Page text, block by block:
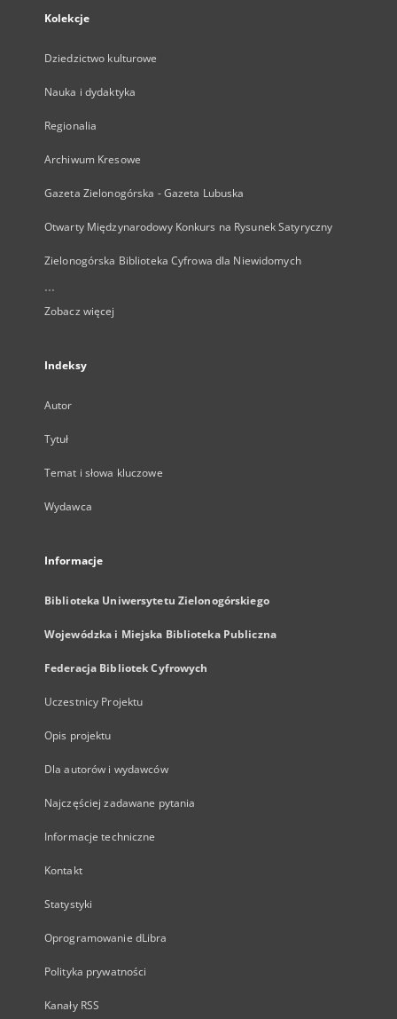
Kolekcje
Dziedzictwo kulturowe
Nauka i dydaktyka
Regionalia
Archiwum Kresowe
Gazeta Zielonogórska - Gazeta Lubuska
Otwarty Międzynarodowy Konkurs na Rysunek Satyryczny
Zielonogórska Biblioteka Cyfrowa dla Niewidomych
...
Zobacz więcej
Indeksy
Autor
Tytuł
Temat i słowa kluczowe
Wydawca
Informacje
Biblioteka Uniwersytetu Zielonogórskiego
Wojewódzka i Miejska Biblioteka Publiczna
Federacja Bibliotek Cyfrowych
Uczestnicy Projektu
Opis projektu
Dla autorów i wydawców
Najczęściej zadawane pytania
Informacje techniczne
Kontakt
Statystyki
Oprogramowanie dLibra
Polityka prywatności
Kanały RSS